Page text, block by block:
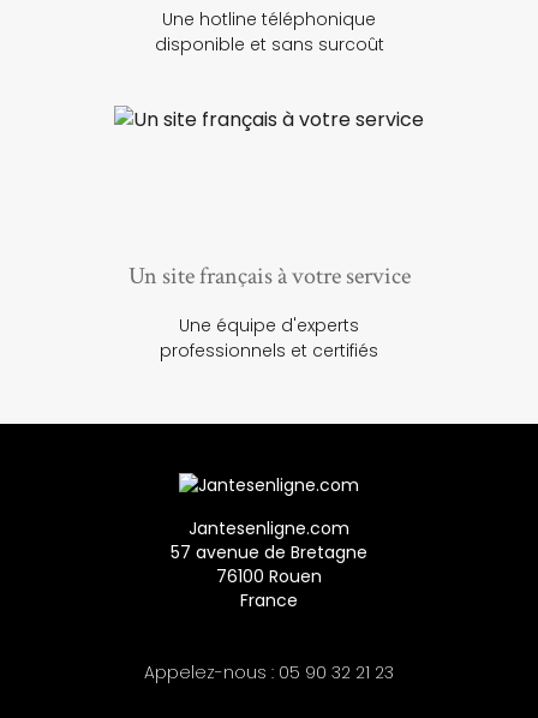
Une hotline téléphonique
disponible et sans surcoût
Un site français à votre service
Une équipe d'experts
professionnels et certifiés
Jantesenligne.com
57 avenue de Bretagne
76100 Rouen
France
Appelez-nous : 05 90 32 21 23